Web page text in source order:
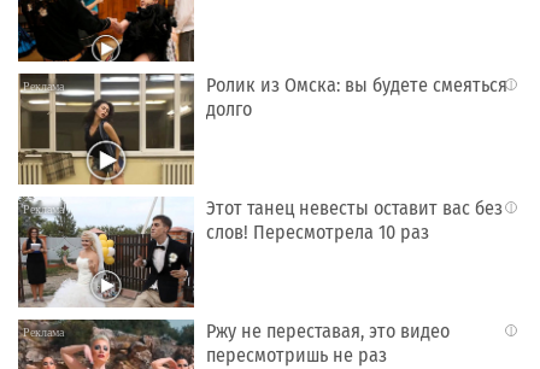
i
Ролик из Омска: вы будете смеяться
долго
i
Этот танец невесты оставит вас без
слов! Пересмотрела 10 раз
i
Ржу не переставая, это видео
пересмотришь не раз